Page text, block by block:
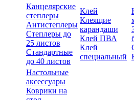
Канцелярские
степлеры
Антистеплеры
Степлеры до
25 листов
Стандартные
до 40 листов
Клей
Клеящие
карандаши
Клей ПВА
Клей
специальный
Настольные
аксессуары
Коврики на